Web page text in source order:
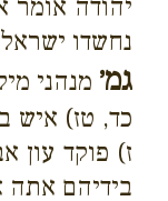
יהודה אומר
נחשדו
גמ׳ מנהני
כד, טז) איש
ז) פוקד עון
בידיהם אתה